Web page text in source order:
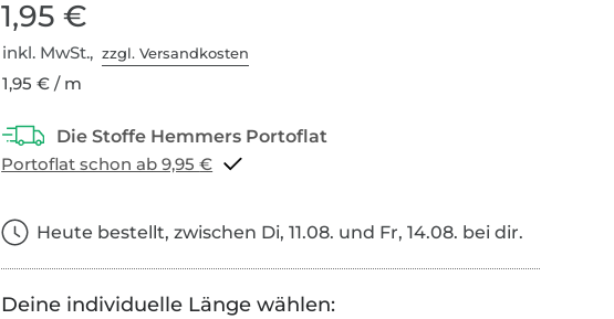
1,95 €
inkl. MwSt.,zzgl. Versandkosten
1,95 € / m
Portoflat schon ab 9,95 €
Heute bestellt, zwischen Di, 11.08. und Fr, 14.08. bei dir.
Deine individuelle Länge wählen: